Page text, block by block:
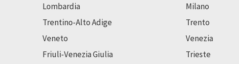
Lombardia
Trentino-Alto Adige
Veneto
Friuli-Venezia Giulia
Milano
Trento
Venezia
Trieste